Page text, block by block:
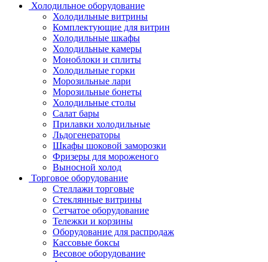
Холодильное оборудование
Холодильные витрины
Комплектующие для витрин
Холодильные шкафы
Холодильные камеры
Моноблоки и сплиты
Холодильные горки
Морозильные лари
Морозильные бонеты
Холодильные столы
Салат бары
Прилавки холодильные
Льдогенераторы
Шкафы шоковой заморозки
Фризеры для мороженого
Выносной холод
Торговое оборудование
Стеллажи торговые
Стеклянные витрины
Сетчатое оборудование
Тележки и корзины
Оборудование для распродаж
Кассовые боксы
Весовое оборудование